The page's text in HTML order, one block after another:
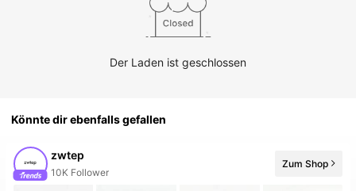
Der Laden ist geschlossen
Könnte dir ebenfalls gefallen
zwtep
10K Follower
Zum Shop